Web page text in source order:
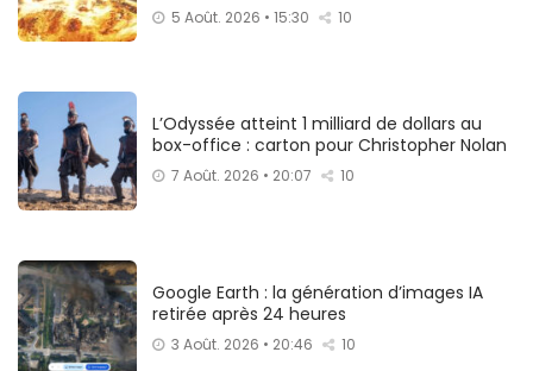
5 Août. 2026 • 15:30 10
L’Odyssée atteint 1 milliard de dollars au
box-office : carton pour Christopher Nolan
7 Août. 2026 • 20:07 10
Google Earth : la génération d’images IA
retirée après 24 heures
3 Août. 2026 • 20:46 10